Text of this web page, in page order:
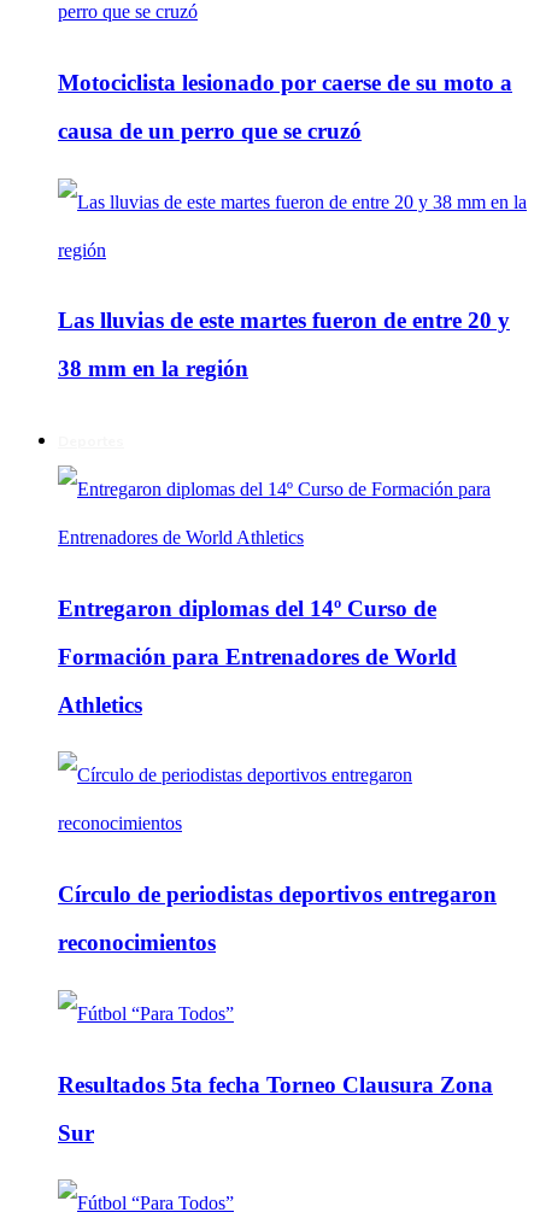
Motociclista lesionado por caerse de su moto a
causa de un perro que se cruzó
Las lluvias de este martes fueron de entre 20 y
38 mm en la región
Entregaron diplomas del 14º Curso de
Formación para Entrenadores de World
Athletics
Círculo de periodistas deportivos entregaron
reconocimientos
Resultados 5ta fecha Torneo Clausura Zona
Sur